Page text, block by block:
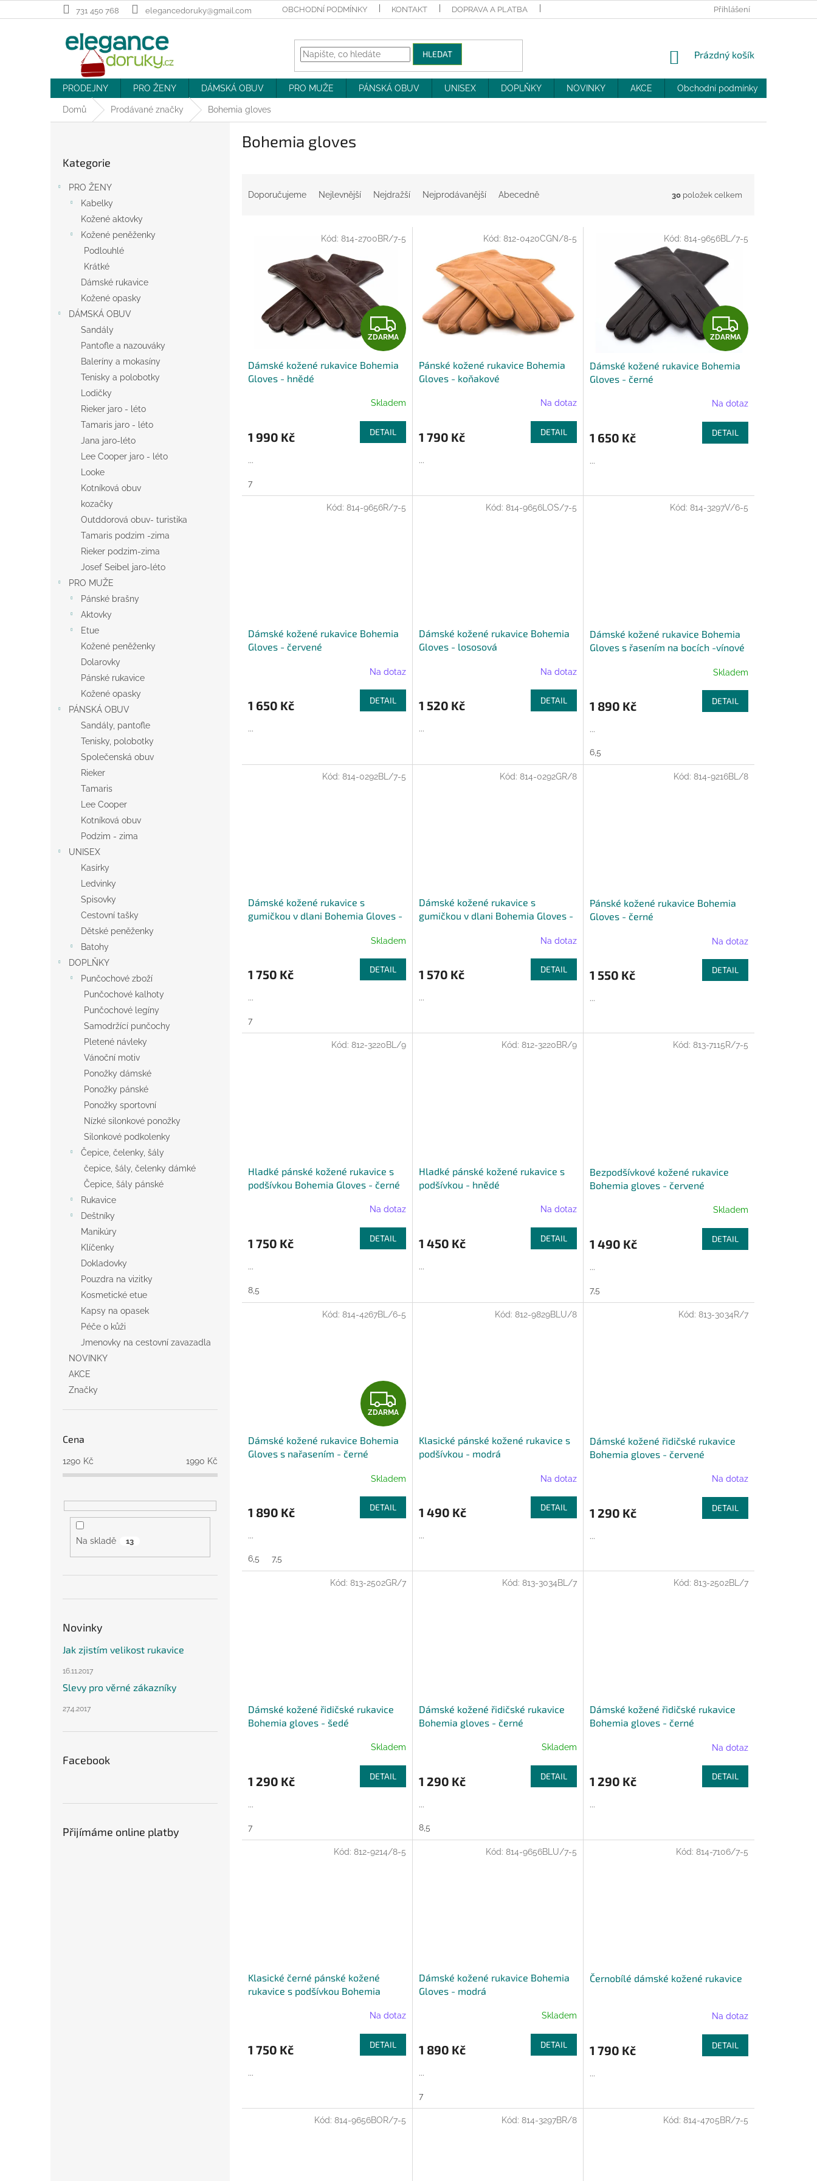
na
731 450 768 elegancedoruky@gmail.com OBCHODNÍ PODMÍNKY KONTAKT DOPRAVA A PLATBA MOJE OBJEDNÁVKA
Přihlášení
HLEDAT
NÁKUPNÍ
Prázdný košík
PRODEJNY PRO ŽENY DÁMSKÁ OBUV PRO MUŽE PÁNSKÁ OBUV UNISEX DOPLŇKY NOVINKY AKCE Obchodní podmínky
Domů Prodávané značky Bohemia gloves
kategorie
Kategorie
PRO ŽENY
Kabelky
Kožené aktovky
Kožené peněženky
Podlouhlé
Krátké
Dámské rukavice
Kožené opasky
DÁMSKÁ OBUV
Sandály
Pantofle a nazouváky
Baleríny a mokasíny
Tenisky a polobotky
Lodičky
Rieker jaro - léto
Tamaris jaro - léto
Jana jaro-léto
Lee Cooper jaro - léto
Looke
Kotníková obuv
kozačky
Outddorová obuv- turistika
Tamaris podzim -zima
Rieker podzim-zima
Josef Seibel jaro-léto
PRO MUŽE
Pánské brašny
Aktovky
Etue
Kožené peněženky
Dolarovky
Pánské rukavice
Kožené opasky
PÁNSKÁ OBUV
Sandály, pantofle
Tenisky, polobotky
Společenská obuv
Rieker
Tamaris
Lee Cooper
Kotníková obuv
Podzim - zima
UNISEX
Kasírky
Ledvinky
Spisovky
Cestovní tašky
Dětské peněženky
Batohy
DOPLŇKY
Punčochové zboží
Punčochové kalhoty
Punčochové legíny
Samodržící punčochy
Pletené návleky
Vánoční motiv
Ponožky dámské
Ponožky pánské
Ponožky sportovní
Nízké silonkové ponožky
Silonkové podkolenky
Čepice, čelenky, šály
čepice, šály, čelenky dámké
Čepice, šály pánské
Rukavice
Deštníky
Manikúry
Klíčenky
Dokladovky
Pouzdra na vizitky
Kosmetické etue
Kapsy na opasek
Péče o kůži
Jmenovky na cestovní zavazadla
NOVINKY
AKCE
Značky
Cena
1290 Kč 1990 Kč
Na skladě 13
Novinky
Jak zjistím velikost rukavice
16.11.2017
Slevy pro věrné zákazníky
27.4.2017
Facebook
Přijímáme online platby
Bohemia gloves
Doporučujeme Nejlevnější Nejdražší Nejprodávanější Abecedně 30 položek celkem
Z
D
A
R
M
A
ZDARMA
Dámské kožené rukavice Bohemia
Gloves - hnědé
Skladem
1 990 Kč DETAIL
...
7
Kód: 814-2700BR/7-5
Pánské kožené rukavice Bohemia
Gloves - koňakové
Na dotaz
1 790 Kč DETAIL
...
Kód: 812-0420CGN/8-5
Z
D
A
R
M
A
ZDARMA
Dámské kožené rukavice Bohemia
Gloves - černé
Na dotaz
1 650 Kč DETAIL
...
Kód: 814-9656BL/7-5
Dámské kožené rukavice Bohemia
Gloves - červené
Na dotaz
1 650 Kč DETAIL
...
Kód: 814-9656R/7-5
Dámské kožené rukavice Bohemia
Gloves - lososová
Na dotaz
1 520 Kč DETAIL
...
Kód: 814-9656LOS/7-5
Dámské kožené rukavice Bohemia
Gloves s řasením na bocích -vínové
Skladem
1 890 Kč DETAIL
...
6,5
Kód: 814-3297V/6-5
Dámské kožené rukavice s
gumičkou v dlani Bohemia Gloves -
Skladem
1 750 Kč DETAIL
...
7
Kód: 814-0292BL/7-5
Dámské kožené rukavice s
gumičkou v dlani Bohemia Gloves -
Na dotaz
1 570 Kč DETAIL
...
Kód: 814-0292GR/8
Pánské kožené rukavice Bohemia
Gloves - černé
Na dotaz
1 550 Kč DETAIL
...
Kód: 814-9216BL/8
Hladké pánské kožené rukavice s
podšívkou Bohemia Gloves - černé
Na dotaz
1 750 Kč DETAIL
...
8,5
Kód: 812-3220BL/9
Hladké pánské kožené rukavice s
podšívkou - hnědé
Na dotaz
1 450 Kč DETAIL
...
Kód: 812-3220BR/9
Bezpodšívkové kožené rukavice
Bohemia gloves - červené
Skladem
1 490 Kč DETAIL
...
7,5
Kód: 813-7115R/7-5
Z
D
A
R
M
A
ZDARMA
Dámské kožené rukavice Bohemia
Gloves s nařasením - černé
Skladem
1 890 Kč DETAIL
...
6,5 7,5
Kód: 814-4267BL/6-5
Klasické pánské kožené rukavice s
podšívkou - modrá
Na dotaz
1 490 Kč DETAIL
...
Kód: 812-9829BLU/8
Dámské kožené řidičské rukavice
Bohemia gloves - červené
Na dotaz
1 290 Kč DETAIL
...
Kód: 813-3034R/7
Dámské kožené řidičské rukavice
Bohemia gloves - šedé
Skladem
1 290 Kč DETAIL
...
7
Kód: 813-2502GR/7
Dámské kožené řidičské rukavice
Bohemia gloves - černé
Skladem
1 290 Kč DETAIL
...
8,5
Kód: 813-3034BL/7
Dámské kožené řidičské rukavice
Bohemia gloves - černé
Na dotaz
1 290 Kč DETAIL
...
Kód: 813-2502BL/7
Klasické černé pánské kožené
rukavice s podšívkou Bohemia
Na dotaz
1 750 Kč DETAIL
...
Kód: 812-9214/8-5
Dámské kožené rukavice Bohemia
Gloves - modrá
Skladem
1 890 Kč DETAIL
...
7
Kód: 814-9656BLU/7-5
Černobílé dámské kožené rukavice
Na dotaz
1 790 Kč DETAIL
...
Kód: 814-7106/7-5
Kód: 814-9656BOR/7-5 Kód: 814-3297BR/8 Kód: 814-4705BR/7-5